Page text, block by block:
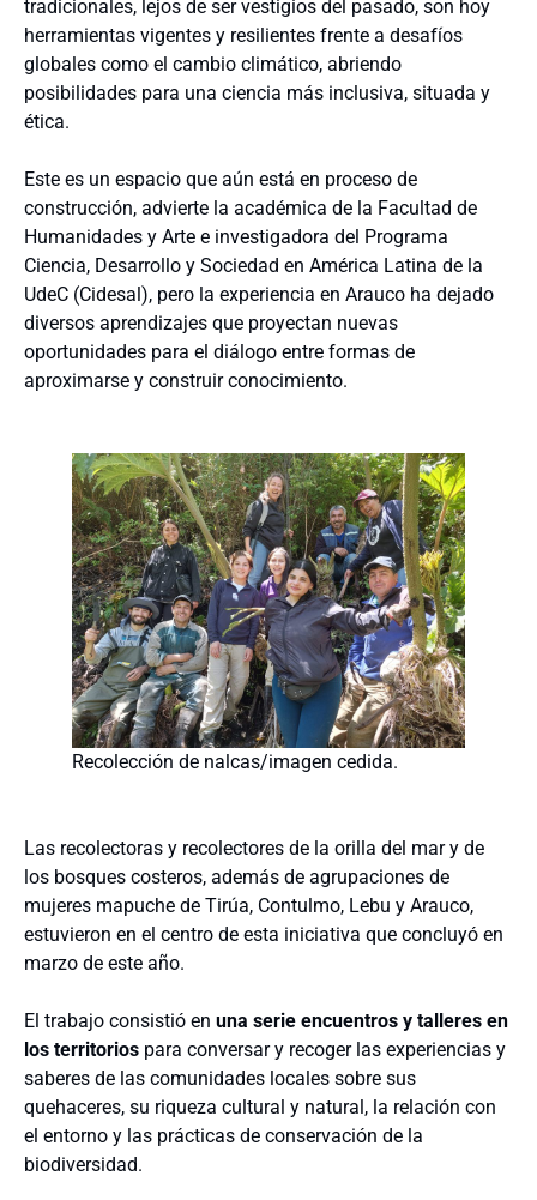
tradicionales, lejos de ser vestigios del pasado, son hoy
herramientas vigentes y resilientes frente a desafíos
globales como el cambio climático, abriendo
posibilidades para una ciencia más inclusiva, situada y
ética.
Este es un espacio que aún está en proceso de
construcción, advierte la académica de la Facultad de
Humanidades y Arte e investigadora del Programa
Ciencia, Desarrollo y Sociedad en América Latina de la
UdeC (Cidesal), pero la experiencia en Arauco ha dejado
diversos aprendizajes que proyectan nuevas
oportunidades para el diálogo entre formas de
aproximarse y construir conocimiento.
Recolección de nalcas/imagen cedida.
Las recolectoras y recolectores de la orilla del mar y de
los bosques costeros, además de agrupaciones de
mujeres mapuche de Tirúa, Contulmo, Lebu y Arauco,
estuvieron en el centro de esta iniciativa que concluyó en
marzo de este año.
El trabajo consistió en una serie encuentros y talleres en
los territorios para conversar y recoger las experiencias y
saberes de las comunidades locales sobre sus
quehaceres, su riqueza cultural y natural, la relación con
el entorno y las prácticas de conservación de la
biodiversidad.